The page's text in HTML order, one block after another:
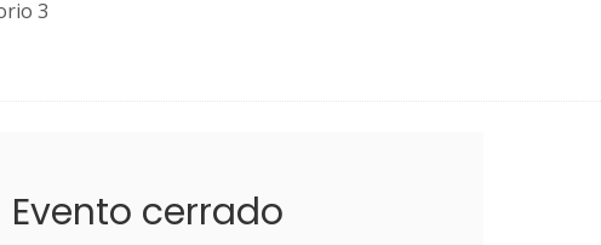
3
Evento cerrado